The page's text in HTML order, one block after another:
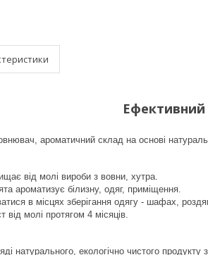
Ефективний
ароматичний склад на основі
від молі вироби з вовни, хутра.
ароматизує білизну, одяг, приміщення.
в місцях зберігання одягу - шафах,
від молі протягом 4 місяців.
натурального, екологічно чистого